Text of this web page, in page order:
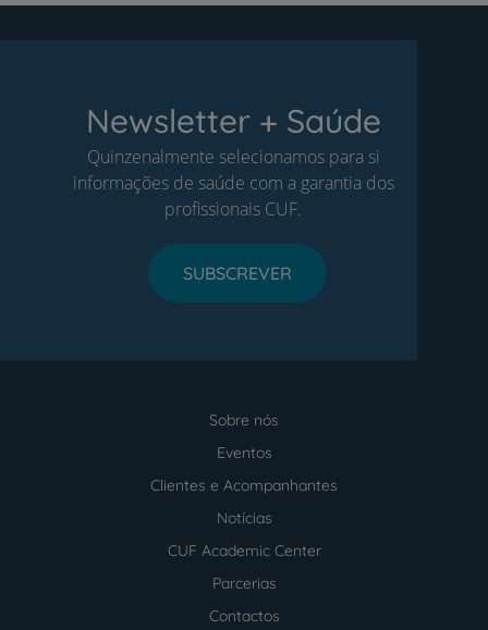
Newsletter + Saúde
Quinzenalmente selecionamos para si
informações de saúde com a garantia dos
profissionais CUF.
SUBSCREVER
Sobre nós
Eventos
Clientes e Acompanhantes
Notícias
CUF Academic Center
Parcerias
Contactos